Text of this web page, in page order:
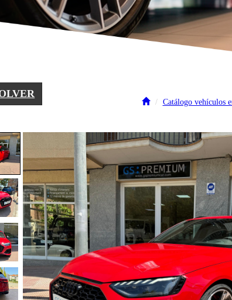
Catálogo vehículos